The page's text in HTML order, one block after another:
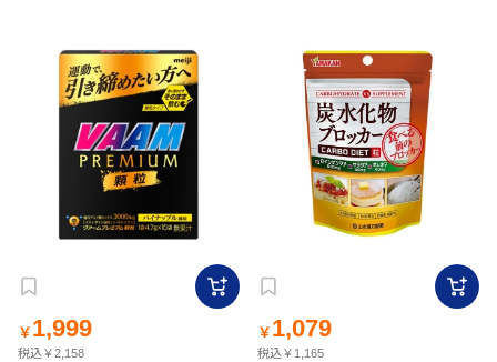
￥ 1,999
税込￥2,158
￥ 1,079
税込￥1,165